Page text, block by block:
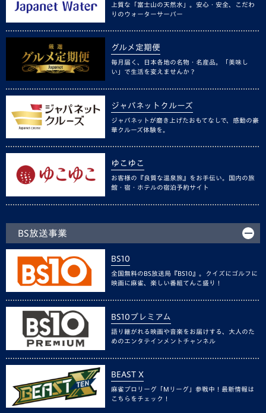
上質な「富士山の天然水」。安心・安全、こだわ
りのウォーターサーバー
グルメ定期便
毎月届く、日本各地の名物・名産品。「美味し
い」で生活を変えませんか？
ジャパネットクルーズ
ジャパネットが磨き上げたおもてなしで、感動の豪
華クルーズ体験を。
ゆこゆこ
お客様の『良質な温泉旅』をお手伝い。国内の旅
館・宿・ホテルの宿泊予約サイト
BS放送事業
BS10
全国無料のBS放送局『BS10』。クイズにゴルフに
映画に麻雀、楽しい番組てんこ盛り！
BS10プレミアム
語り継がれる映画や音楽をお届けする、大人のた
めのエンタテインメントチャンネル
BEAST X
麻雀プロリーグ「Mリーグ」参戦中！最新情報は
こちらをチェック！